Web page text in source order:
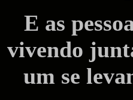
E as
vivendo
um se